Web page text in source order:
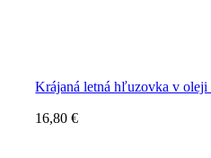
Krájaná letná hľuzovka v
16,80€